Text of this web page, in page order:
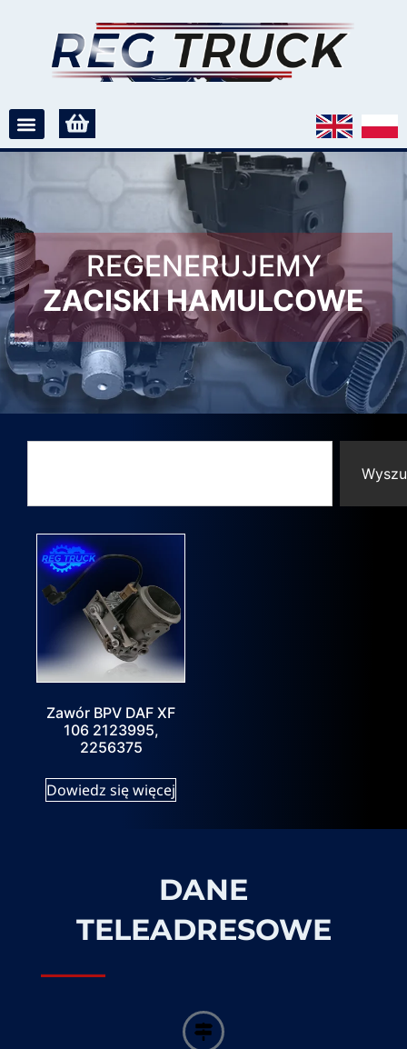
REGENERUJEMY
ZACISKI HAMULCOWE
Zawór BPV DAF XF
106 2123995,
2256375
Dowiedz się więcej
DANE
TELEADRESOWE